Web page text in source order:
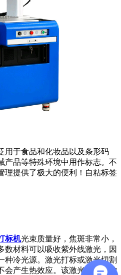
用于食品和化妆品以及条形码
产品等特殊环境中用作标志。不
理提供了极大的便利！自粘标签
标机光束质量好，焦斑非常小，
数材料可以吸收紫外线激光，因
种冷光源。激光打标或激光切割
会产生热效应。该激光器免维护